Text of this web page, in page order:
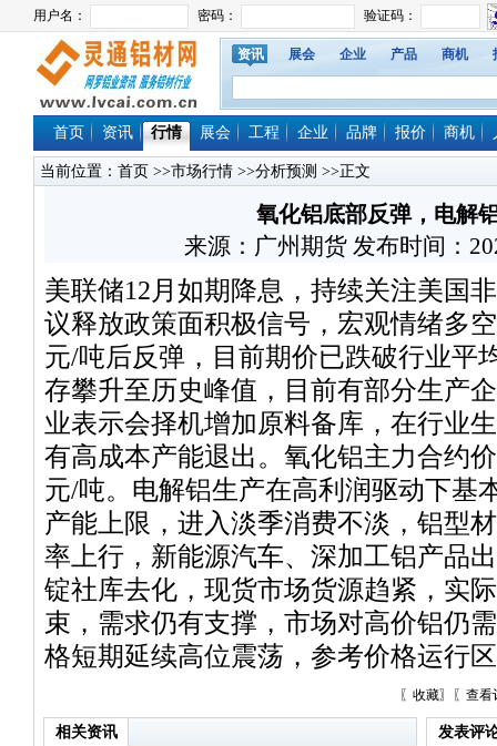
资讯 展会 企业 产品 商机
首页 资讯 行情 展会 工程 企业 品牌 报价 商机
当前位置： 首页 >>市场行情 >>分析预测 >>正文
氧化铝底部反弹，电解
来源：广州期货 发布时间：
美联储12月如期降息，持续关注美国
议释放政策面积极信号，宏观情绪多
元/吨后反弹，目前期价已跌破行业平
存攀升至历史峰值，目前有部分生产
业表示会择机增加原料备库，在行业
有高成本产能退出。氧化铝主力合约
元/吨。电解铝生产在高利润驱动下基
产能上限，进入淡季消费不淡，铝型
率上行，新能源汽车、深加工铝产品
锭社库去化，现货市场货源趋紧，实
束，需求仍有支撑，市场对高价铝仍
格短期延续高位震荡，参考价格运行
〖 收藏〗〖 查看
相关资讯 发表评